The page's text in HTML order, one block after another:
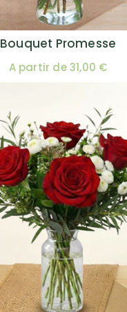
Bouquet Promesse
A partir de 31,00 €